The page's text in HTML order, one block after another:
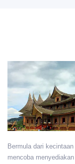
Bermula dari
mencoba